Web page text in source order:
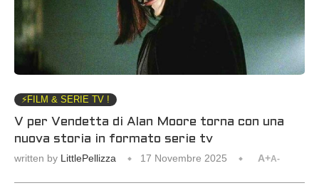
⚡️FILM & SERIE TV !
V per Vendetta di Alan Moore torna con una
nuova storia in formato serie tv
written by LittlePellizza 17 Novembre 2025 A+A-